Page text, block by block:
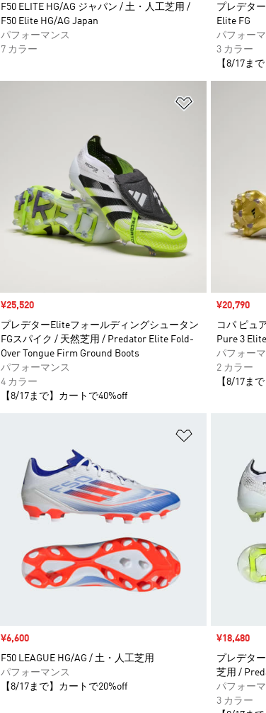
F50 ELITE HG/AG ジャパン / 土・人工芝用 /
F50 Elite HG/AG Japan
パフォーマンス
7 カラー
プレデタ
Elite FG
パフォー
3 カラー
【8/17ま
セール価格
¥25,520
プレデターEliteフォールディングシュータン
FGスパイク / 天然芝用 / Predator Elite Fold-
Over Tongue Firm Ground Boots
パフォーマンス
4 カラー
【8/17まで】カートで40%off
セール価格
¥20,790
コパ ピュ
Pure 3
パフォー
2 カラー
【8/17ま
セール価格
¥6,600
F50 LEAGUE HG/AG / 土・人工芝用
パフォーマンス
【8/17まで】カートで20%off
セール価格
¥18,480
プレデタ
芝用 /
パフォー
3 カラー